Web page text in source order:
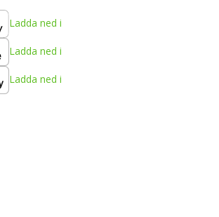
Ladda ned i
Ladda ned i
Ladda ned i